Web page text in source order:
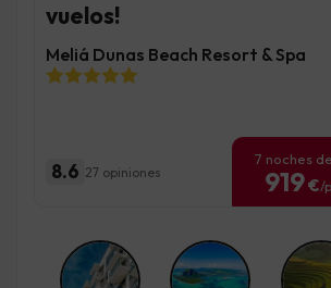
vuelos!
Meliá Dunas Beach Resort & Spa
8.6 27 opiniones
7 noches
919€/